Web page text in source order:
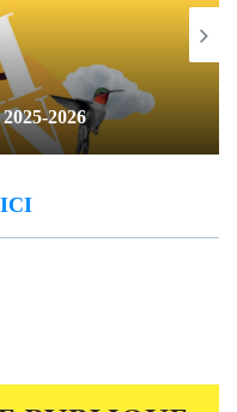
2026
ICI